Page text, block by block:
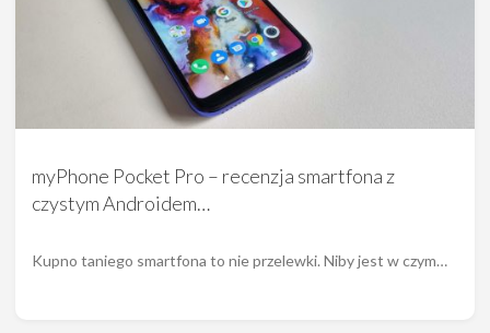
myPhone Pocket Pro – recenzja smartfona z
czystym Androidem…
Kupno taniego smartfona to nie przelewki. Niby jest w czym…